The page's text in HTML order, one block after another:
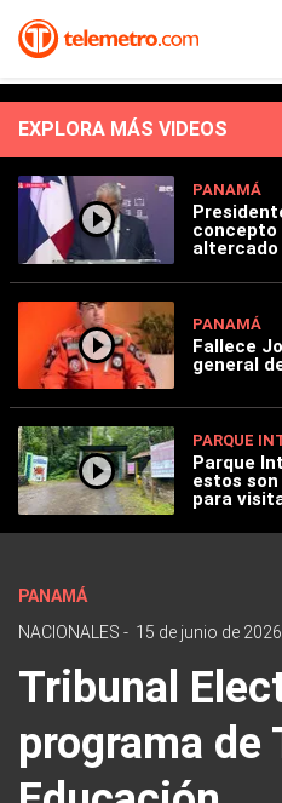
EXPLORA MÁS VIDEOS
PANAMÁ
concepto
altercado
PANAMÁ
Fallece
general
PARQUE
Parque
estos
para
PANAMÁ
NACIONALES - 15 de junio de
Tribunal
programa de